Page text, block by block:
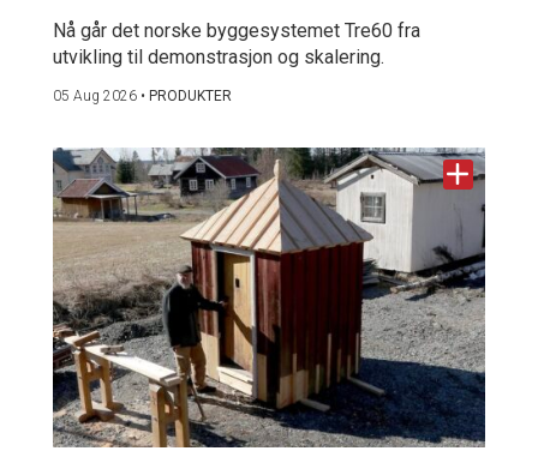
Nå går det norske byggesystemet Tre60 fra
utvikling til demonstrasjon og skalering.
05 Aug 2026 • PRODUKTER